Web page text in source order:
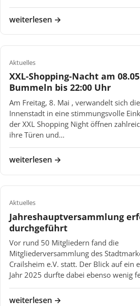
weiterlesen →
Aktuelles
XXL-Shopping-Nacht am
Bummeln bis 22:00 Uhr
Am Freitag, 8. Mai , verwandelt sich
Innenstadt in eine stimmungsvolle
der XXL Shopping Night öffnen
ihre Türen und…
weiterlesen →
Aktuelles
Jahreshauptversammlung
durchgeführt
Vor rund 50 Mitgliedern fand die
Mitgliederversammlung des
Crailsheim e.V. statt. Der Blick auf ein
Jahr 2025 durfte dabei ebenso wenig
weiterlesen →